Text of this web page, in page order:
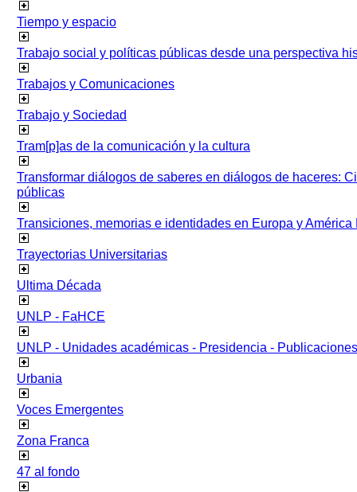
Tiempo y espacio
Trabajo social y políticas públicas desde una perspectiva
Trabajos y Comunicaciones
Trabajo y Sociedad
Tram[p]as de la comunicación y la cultura
Transformar diálogos de saberes en diálogos de haceres:
públicas
Transiciones, memorias e identidades en Europa y América
Trayectorias Universitarias
Ultima Década
UNLP - FaHCE
UNLP - Unidades académicas - Presidencia - Publicaciones
Urbania
Voces Emergentes
Zona Franca
47 al fondo